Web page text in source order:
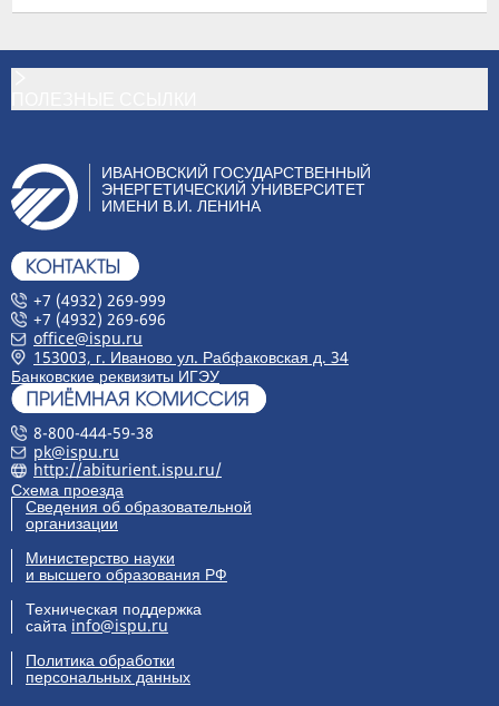
ИВАНОВСКИЙ ГОСУДАРСТВЕННЫЙ
ЭНЕРГЕТИЧЕСКИЙ УНИВЕРСИТЕТ
ИМЕНИ В.И. ЛЕНИНА
+7 (4932) 269-999
+7 (4932) 269-696
office@ispu.ru
153003, г. Иваново ул. Рабфаковская д. 34
Банковские реквизиты ИГЭУ
8-800-444-59-38
pk@ispu.ru
http://abiturient.ispu.ru/
Схема проезда
Сведения об образовательной
организации
Министерство науки
и высшего образования РФ
Техническая поддержка
сайта info@ispu.ru
Политика обработки
персональных данных